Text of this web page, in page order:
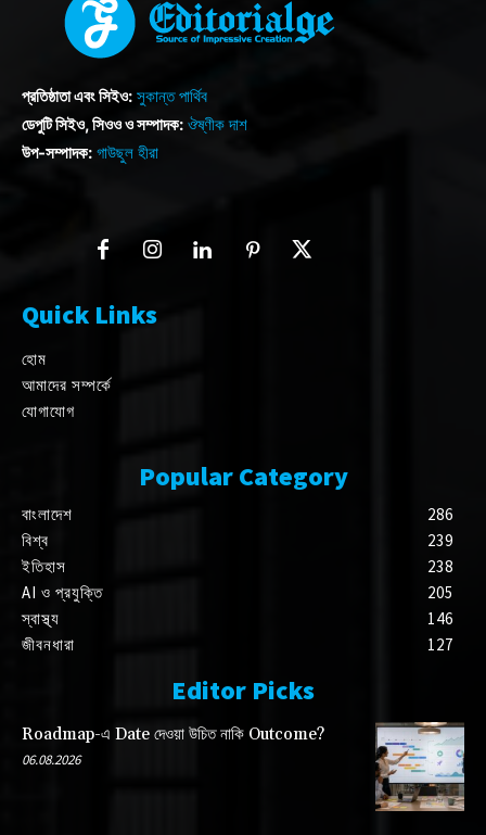
প্রতিষ্ঠাতা এবং সিইও: সুকান্ত পার্থিব
ডেপুটি সিইও, সিওও ও সম্পাদক: ঔষ্ণীক দাশ
উপ-সম্পাদক: গাউছুল হীরা
Quick Links
হোম
আমাদের সম্পর্কে
যোগাযোগ
Popular Category
বাংলাদেশ
286
বিশ্ব
239
ইতিহাস
238
AI ও প্রযুক্তি
205
স্বাস্থ্য
146
জীবনধারা
127
Editor Picks
Roadmap-এ Date দেওয়া উচিত নাকি Outcome?
06.08.2026